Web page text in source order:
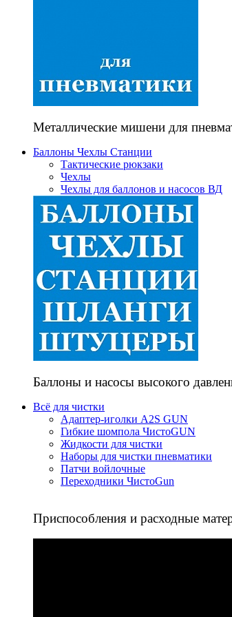
Металлические мишени для
Баллоны Чехлы Станции
Тактические рюкзаки
Чехлы
Чехлы для баллонов и насосов ВД
Баллоны и насосы высокого
Всё для чистки
Адаптер-иголки A2S GUN
Гибкие шомпола ЧистоGUN
Жидкости для чистки
Наборы для чистки пневматики
Патчи войлочные
Переходники ЧистоGun
Приспособления и расходные